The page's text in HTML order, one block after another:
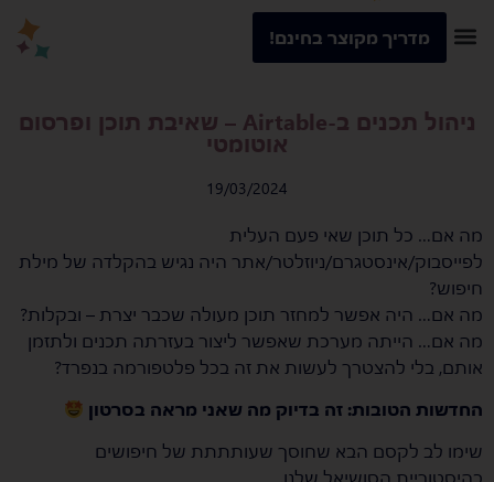
מדריך מקוצר בחינם!
ניהול תכנים ב-Airtable – שאיבת תוכן ופרסום
אוטומטי
19/03/2024
מה אם… כל תוכן שאי פעם העלית
לפייסבוק/אינסטגרם/ניוזלטר/אתר היה נגיש בהקלדה של מילת
חיפוש?
מה אם… היה אפשר למחזר תוכן מעולה שכבר יצרת – ובקלות?
מה אם… הייתה מערכת שאפשר ליצור בעזרתה תכנים ולתזמן
אותם, בלי להצטרך לעשות את זה בכל פלטפורמה בנפרד?
החדשות הטובות: זה בדיוק מה שאני מראה בסרטון
שימו לב לקסם הבא שחוסך שעותתתת של חיפושים